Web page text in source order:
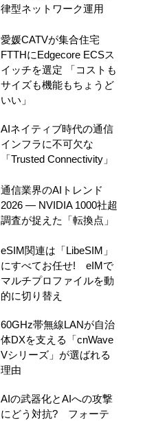
律型ネットワーク運用
愛媛CATVが集合住宅
FTTHにEdgecore ECSス
イッチを選定 「コストも
サイズも機能もちょうど
いい」
AIネイティブ時代の通信
インフラに不可欠な
「Trusted Connectivity」
通信業界のAIトレンド
2026 ― NVIDIA 1000社超
調査が捉えた「転換点」
eSIM関連は「LibeSIM」
にすべてお任せ! eIMで
マルチプロファイルを動
的に切り替え
60GHz帯無線LANが自治
体DXを支える「cnWave
Vシリーズ」が選ばれる
理由
AIの武器化とAIへの攻撃
にどう対抗? フォーテ